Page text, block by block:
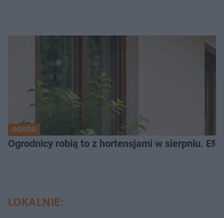
OGRÓD
Ogrodnicy robią to z hortensjami w sierpniu.
LOKALNIE: